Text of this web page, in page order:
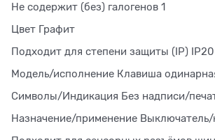
Не содержит (без) галогенов 1
Цвет Графит
Подходит для степени защиты (IP) IP20
Модель/исполнение Клавиша
Символы/Индикация Без надписи/
Назначение/применение